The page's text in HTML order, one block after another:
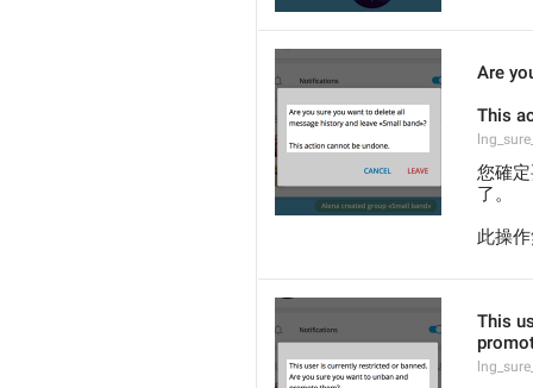
Are
This
您確
了。
此操
This